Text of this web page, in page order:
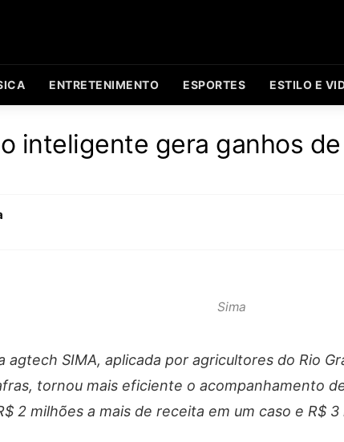
ENTRETENIMENTO ESPORTES ESTILO E
inteligente gera ganhos
Sima
agtech SIMA, aplicada por agricultores do Rio
tornou mais eficiente o acompanhamento
2 milhões a mais de receita em um caso e R$